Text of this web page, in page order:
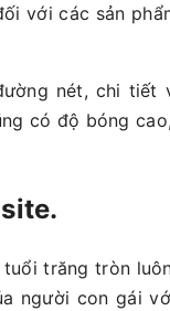
với các sản
nét, chi tiết
có độ bóng
trăng tròn
người con gái